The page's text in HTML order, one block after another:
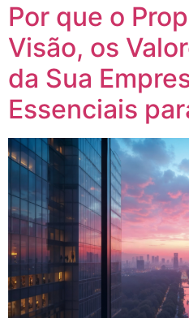
Por que o
Visão, os
da Sua
Essenciais